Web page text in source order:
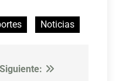
Noticias
Siguiente: